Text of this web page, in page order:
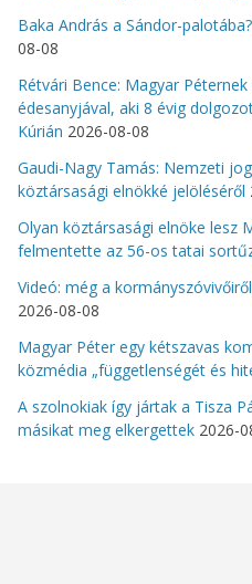
Baka András a Sándor-
08-08
Rétvári Bence: Magyar
édesanyjával, aki 8 évig
Kúrián 2026-08-08
Gaudi-Nagy Tamás: Nemzeti
köztársasági elnökké jelöléséről
Olyan köztársasági elnöke lesz
felmentette az 56-os tatai
Videó: még a
2026-08-08
Magyar Péter egy kétszavas
közmédia „függetlenségét és
A szolnokiak így jártak a Tisza
másikat meg elkergettek 2026-